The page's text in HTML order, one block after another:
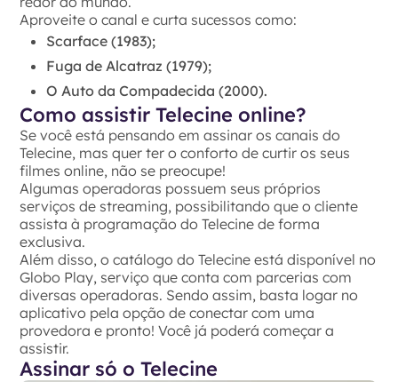
Aproveite o canal e curta sucessos como:
Scarface (1983);
Fuga de Alcatraz (1979);
O Auto da Compadecida (2000).
Como assistir Telecine online?
Se você está pensando em assinar os canais do
Telecine, mas quer ter o conforto de curtir os seus
filmes online, não se preocupe!
Algumas operadoras possuem seus próprios
serviços de streaming, possibilitando que o cliente
assista à programação do Telecine de forma
exclusiva.
Além disso, o catálogo do Telecine está disponível no
Globo Play, serviço que conta com parcerias com
diversas operadoras. Sendo assim, basta logar no
aplicativo pela opção de conectar com uma
provedora e pronto! Você já poderá começar a
assistir.
Assinar só o Telecine